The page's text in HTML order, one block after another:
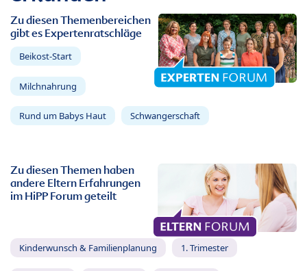
Zu diesen Themenbereichen
gibt es Expertenratschläge
Beikost-Start
Milchnahrung
Rund um Babys Haut Schwangerschaft
Zu diesen Themen haben
andere Eltern Erfahrungen
im HiPP Forum geteilt
Kinderwunsch & Familienplanung 1. Trimester